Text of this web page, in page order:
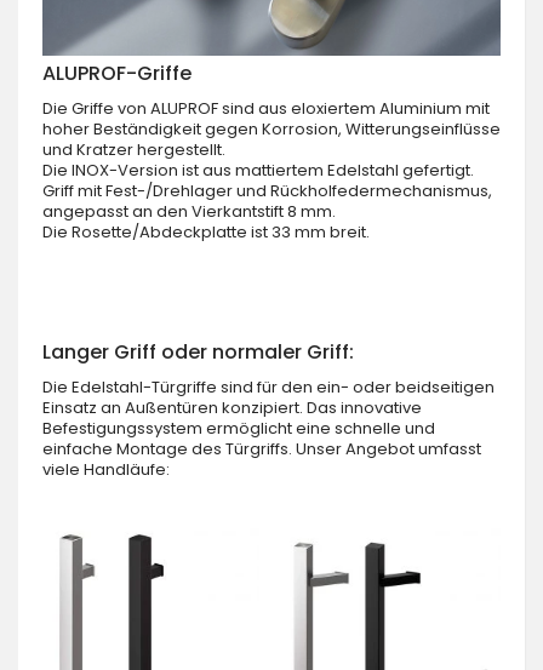
ALUPROF-Griffe
Die Griffe von ALUPROF sind aus eloxiertem Aluminium mit
hoher Beständigkeit gegen Korrosion, Witterungseinflüsse
und Kratzer hergestellt.
Die INOX-Version ist aus mattiertem Edelstahl gefertigt.
Griff mit Fest-/Drehlager und Rückholfedermechanismus,
angepasst an den Vierkantstift 8 mm.
Die Rosette/Abdeckplatte ist 33 mm breit.
Langer Griff oder normaler Griff:
Die Edelstahl-Türgriffe sind für den ein- oder beidseitigen
Einsatz an Außentüren konzipiert. Das innovative
Befestigungssystem ermöglicht eine schnelle und
einfache Montage des Türgriffs. Unser Angebot umfasst
viele Handläufe: